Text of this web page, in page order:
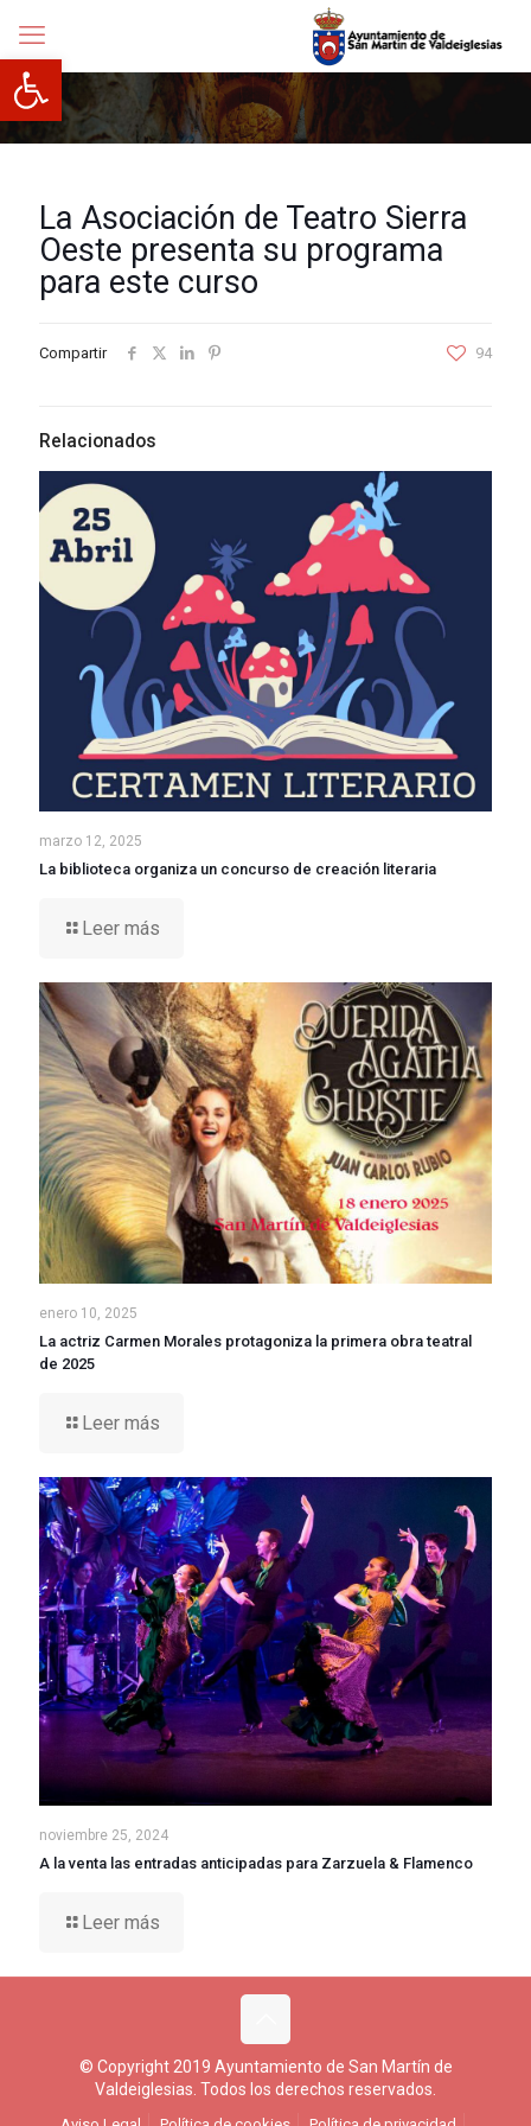
Abrir barra de herramientas
La Asociación de Teatro Sierra
Oeste presenta su programa
para este curso
Compartir 94
Relacionados
marzo 12, 2025
La biblioteca organiza un concurso de creación literaria
Leer más
enero 10, 2025
La actriz Carmen Morales protagoniza la primera obra teatral
de 2025
Leer más
noviembre 25, 2024
A la venta las entradas anticipadas para Zarzuela & Flamenco
Leer más
© Copyright 2019 Ayuntamiento de San Martín de
Valdeiglesias. Todos los derechos reservados.